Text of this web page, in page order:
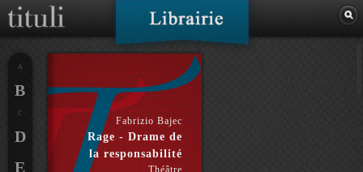
Fabrizio Bajec
Rage - Drame de
la responsabilité
Théâtre
A
B
C
D
E